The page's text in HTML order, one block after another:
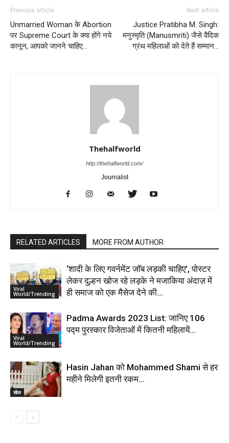
Previous article
Unmarried Woman के Abortion
पर Supreme Court के क्या होंगे नये
कानून, आपको जानने चाहिए…
Next article
Justice Pratibha M. Singh:
मनुस्मृति (Manusmriti) जैसे वैदिक
ग्रंथ महिलाओं को देते हैं सम्मान…
Thehalfworld
http://thehalfworld.com/
Journalist
RELATED ARTICLES MORE FROM AUTHOR
Viral
World/Trending
‘शादी के लिए गवर्नमेंट जॉब लड़की चाहिए’, पोस्टर
लेकर दुल्हन खोज रहे लड़के ने मजाकिया अंदाज़ में
ही समाज को एक मैसेज देने की...
Viral
World/Trending
Padma Awards 2023 List: जानिए 106
पद्म पुरस्कार विजेताओं में कितनी महिलायें…
खेल
Hasin Jahan को Mohammed Shami से हर
महीने मिलेगी इतनी रकम…